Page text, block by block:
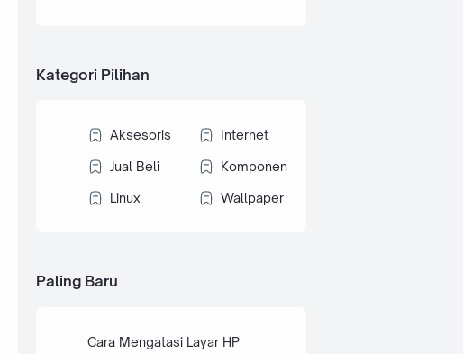
Kategori Pilihan
Aksesoris Internet
Jual Beli Komponen
Linux Wallpaper
Paling Baru
Cara Mengatasi Layar HP